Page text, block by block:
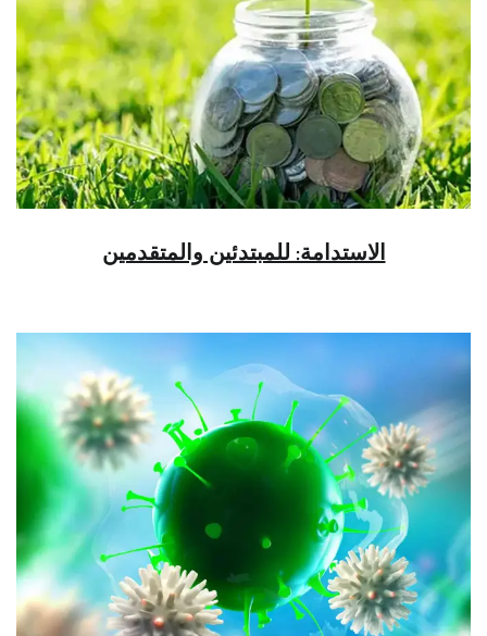
الاستدامة: للمبتدئين والمتقدمين